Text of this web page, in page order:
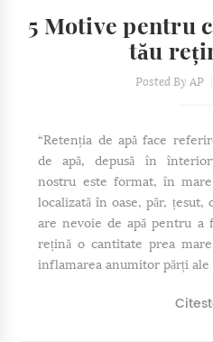
5 Motive pentru
tău
Posted By AP
“Retenția de apă face
de apă, depusă în
nostru este format, în
localizată în oase, păr, țesut,
are nevoie de apă pentru a
rețină o cantitate prea
inflamarea anumitor părți ale